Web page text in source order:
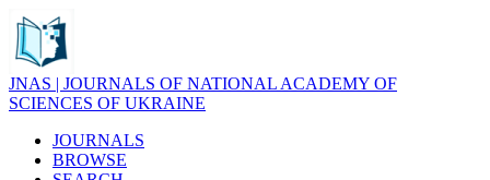
JNAS | JOURNALS OF NATIONAL ACADEMY OF
SCIENCES OF UKRAINE
JOURNALS
BROWSE